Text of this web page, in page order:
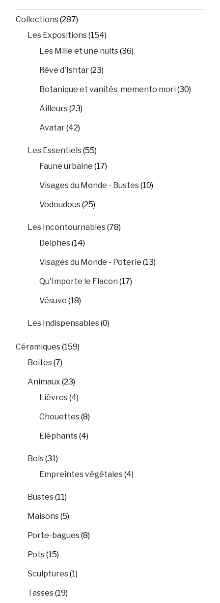
Collections(287)
Les Expositions(154)
Les Mille et une nuits(36)
Rêve d'Ishtar(23)
Botanique et vanités, memento mori (30)
Ailleurs(23)
Avatar(42)
Les Essentiels(55)
Faune urbaine (17)
Visages du Monde - Bustes(10)
Vodoudous(25)
Les Incontournables(78)
Delphes(14)
Visages du Monde - Poterie (13)
Qu'Importe le Flacon (17)
Vésuve (18)
Les Indispensables(0)
Céramiques(159)
Boites(7)
Animaux (23)
Lièvres(4)
Chouettes(8)
Eléphants(4)
Bols(31)
Empreintes végétales(4)
Bustes(11)
Maisons(5)
Porte-bagues(8)
Pots(15)
Sculptures(1)
Tasses(19)